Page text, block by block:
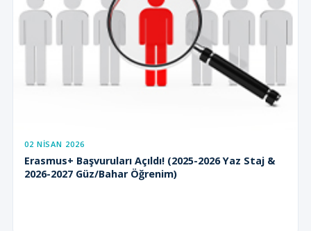
02 NISAN 2026
Erasmus+ Başvuruları Açıldı! (2025-2026 Yaz Staj &
2026-2027 Güz/Bahar Öğrenim)